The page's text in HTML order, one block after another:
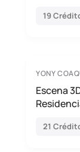
19
YONY
Escena
21